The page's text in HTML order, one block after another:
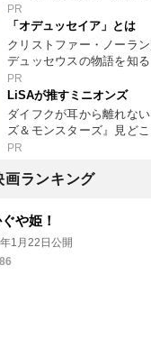
PR
「オデュッセイア」とは
クリストファー・ノーラ
デュッセウスの物語を知る
PR
LiSAが推すミニオンズ
ダイフクが耳から離れな
ズ＆モンスターズ』見どこ
PR
画ランキング
や姫！
1月22日公開